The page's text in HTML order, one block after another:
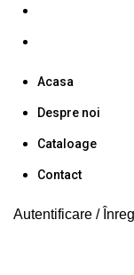
Acasa
Despre noi
Cataloage
Contact
Autentificare /